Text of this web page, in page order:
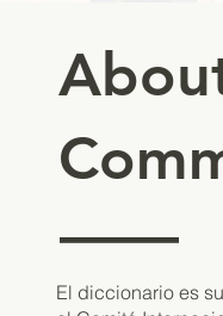
——
El diccionario es